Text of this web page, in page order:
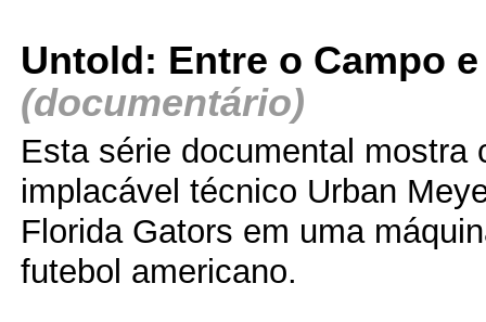
Untold: Entre o Campo
(documentário)
Esta série documental mostra
implacável técnico Urban
Florida Gators em uma
futebol americano.